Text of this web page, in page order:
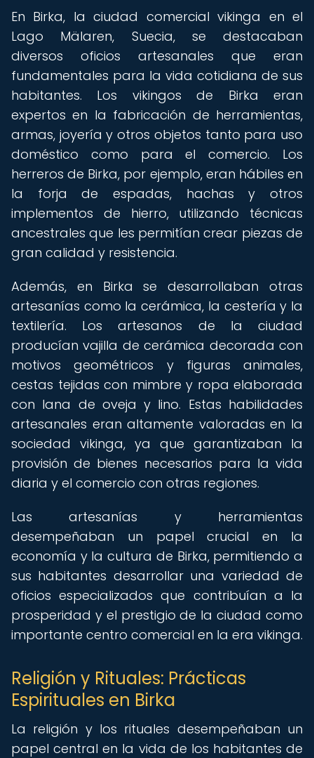
En Birka, la ciudad comercial vikinga en el
Lago Mälaren, Suecia, se destacaban
diversos oficios artesanales que eran
fundamentales para la vida cotidiana de sus
habitantes. Los vikingos de Birka eran
expertos en la fabricación de herramientas,
armas, joyería y otros objetos tanto para uso
doméstico como para el comercio. Los
herreros de Birka, por ejemplo, eran hábiles en
la forja de espadas, hachas y otros
implementos de hierro, utilizando técnicas
ancestrales que les permitían crear piezas de
gran calidad y resistencia.
Además, en Birka se desarrollaban otras
artesanías como la cerámica, la cestería y la
textilería. Los artesanos de la ciudad
producían vajilla de cerámica decorada con
motivos geométricos y figuras animales,
cestas tejidas con mimbre y ropa elaborada
con lana de oveja y lino. Estas habilidades
artesanales eran altamente valoradas en la
sociedad vikinga, ya que garantizaban la
provisión de bienes necesarios para la vida
diaria y el comercio con otras regiones.
Las artesanías y herramientas
desempeñaban un papel crucial en la
economía y la cultura de Birka, permitiendo a
sus habitantes desarrollar una variedad de
oficios especializados que contribuían a la
prosperidad y el prestigio de la ciudad como
importante centro comercial en la era vikinga.
Religión y Rituales: Prácticas
Espirituales en Birka
La religión y los rituales desempeñaban un
papel central en la vida de los habitantes de